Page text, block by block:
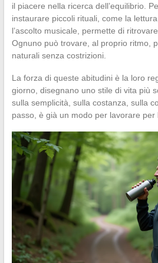
il piacere nella ricerca dell’equilibrio.
instaurare piccoli rituali, come la
l’ascolto musicale, permette di
Ognuno può trovare, al proprio ritmo,
naturali senza costrizioni.
La forza di queste abitudini è la loro
giorno, disegnano uno stile di vita più
sulla semplicità, sulla costanza, sulla
passo, è già un modo per lavorare per